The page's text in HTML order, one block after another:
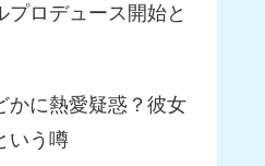
プロデュース開始と
かに熱愛疑惑？彼女
いう噂